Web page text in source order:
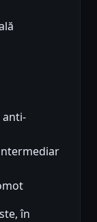
anti-
în